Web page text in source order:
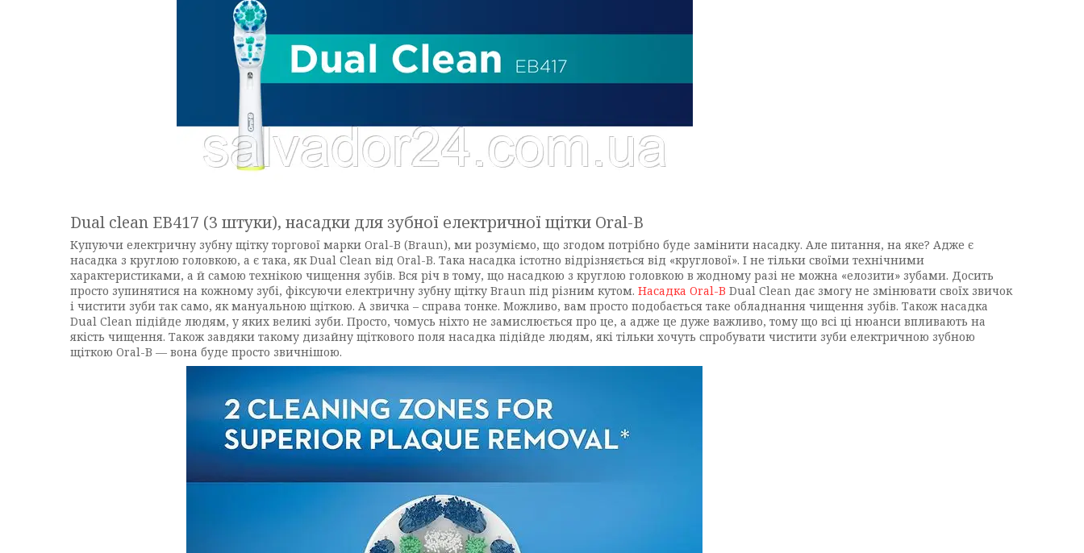
Dual clean EB417 (3 штуки), насадки для зубної електричної щітки Oral-B
Купуючи електричну зубну щітку торгової марки Oral-B (Braun), ми розуміємо, що згодом потрібно буде замінити насадку. Але питання, на яке? Адже є
насадка з круглою головкою, а є така, як Dual Clean від Oral-B. Така насадка істотно відрізняється від «круглової». І не тільки своїми технічними
характеристиками, а й самою технікою чищення зубів. Вся річ в тому, що насадкою з круглою головкою в жодному разі не можна «елозити» зубами. Досить
просто зупинятися на кожному зубі, фіксуючи електричну зубну щітку Braun під різним кутом. Насадка Oral-B Dual Clean дає змогу не змінювати своїх звичок
і чистити зуби так само, як мануальною щіткою. А звичка – справа тонке. Можливо, вам просто подобається таке обладнання чищення зубів. Також насадка
Dual Clean підійде людям, у яких великі зуби. Просто, чомусь ніхто не замислюється про це, а адже це дуже важливо, тому що всі ці нюанси впливають на
якість чищення. Також завдяки такому дизайну щіткового поля насадка підійде людям, які тільки хочуть спробувати чистити зуби електричною зубною
щіткою Oral-B — вона буде просто звичнішою.